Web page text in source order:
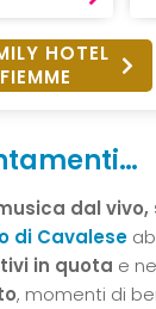
HOTEL
dal
di Cavalese
in quota e
, momenti di